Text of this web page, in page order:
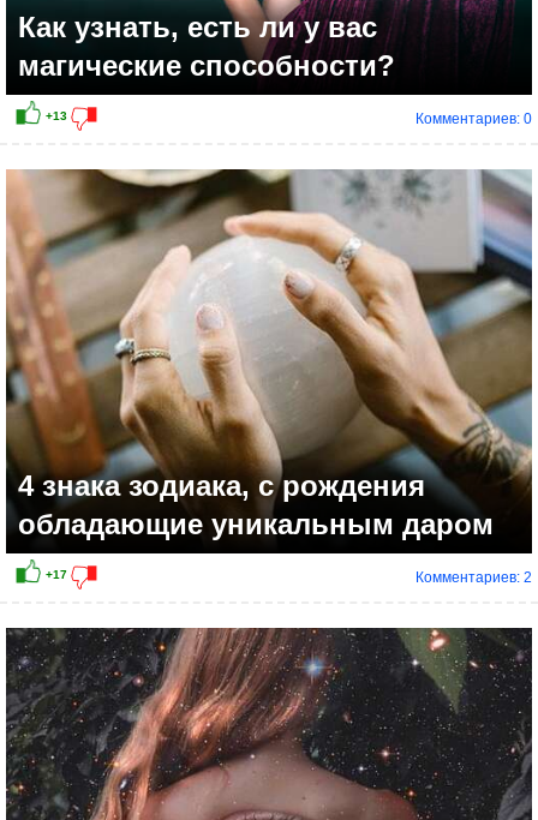
+26
Как узнать, есть ли у вас
магические способности?
Комментариев: 0
4 знака зодиака, с рождения
обладающие уникальным даром
Комментариев: 2